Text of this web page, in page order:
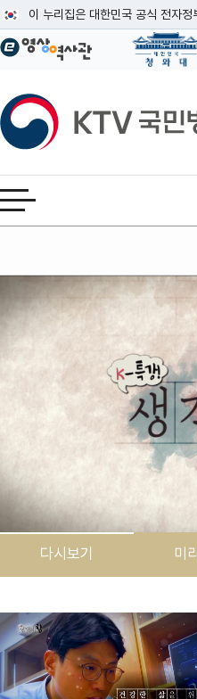
이 누리집은 대한민국 공식 전자정
공식 누리집 주소 확인하기
이밖에 or.kr 또는 .kr등 다른 도메
운영중인 공식 누리집보기
KTV국민방송
전체메뉴 열기
본문
다시보기 미
검색 조건
검색어 입력
검색